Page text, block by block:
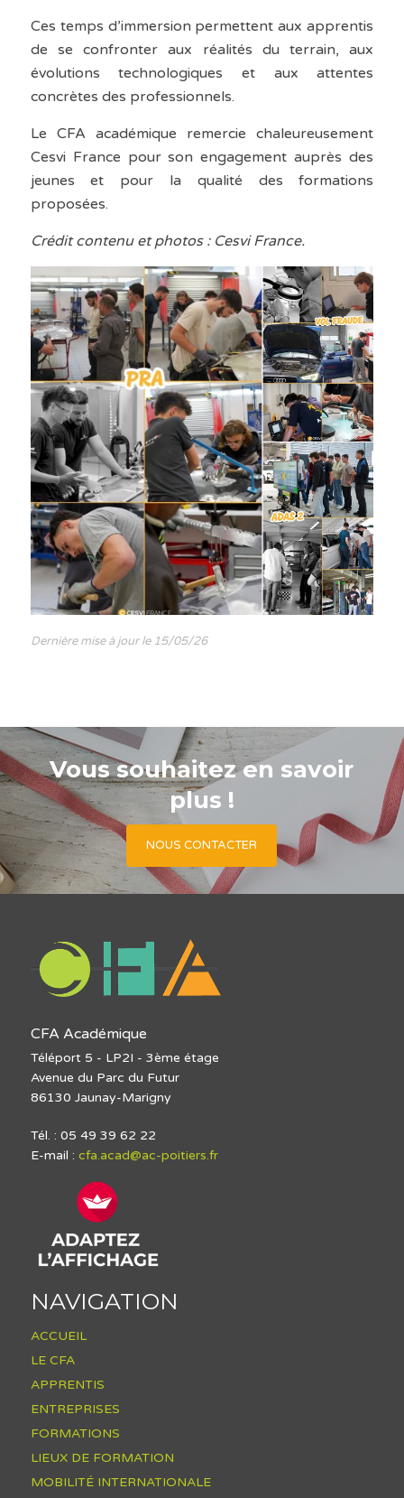
Ces temps d’immersion permettent aux apprentis
de se confronter aux réalités du terrain, aux
évolutions technologiques et aux attentes
concrètes des professionnels.
Le CFA académique remercie chaleureusement
Cesvi France pour son engagement auprès des
jeunes et pour la qualité des formations
proposées.
Crédit contenu et photos : Cesvi France.
Dernière mise à jour le 15/05/26
Vous souhaitez en savoir
plus !
NOUS CONTACTER
CFA Académique
Téléport 5 - LP2I - 3ème étage
Avenue du Parc du Futur
86130 Jaunay-Marigny
Tél. : 05 49 39 62 22
E-mail : cfa.acad@ac-poitiers.fr
NAVIGATION
ACCUEIL
LE CFA
APPRENTIS
ENTREPRISES
FORMATIONS
LIEUX DE FORMATION
MOBILITÉ INTERNATIONALE